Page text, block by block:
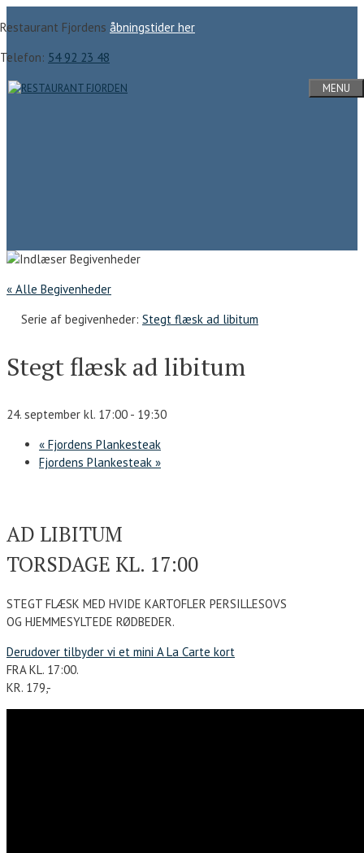
til
indhold
Restaurant Fjordens åbningstider her
Telefon: 54 92 23 48
MENU
« Alle Begivenheder
Serie af begivenheder: Stegt flæsk ad libitum
Stegt flæsk ad libitum
24. september kl. 17:00 - 19:30
« Fjordens Plankesteak
Fjordens Plankesteak »
AD LIBITUM
TORSDAGE KL. 17:00
STEGT FLÆSK MED HVIDE KARTOFLER PERSILLESOVS
OG HJEMMESYLTEDE RØDBEDER.
Derudover tilbyder vi et mini A La Carte kort
FRA KL. 17:00.
KR. 179,-